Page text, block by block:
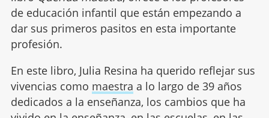
de educación infantil que están empezando a
dar sus primeros pasitos en esta importante
profesión.
En este libro, Julia Resina ha querido reflejar sus
vivencias como maestra a lo largo de 39 años
dedicados a la enseñanza, los cambios que ha